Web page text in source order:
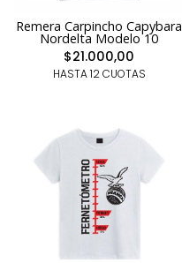
Remera Carpincho Capybara
Nordelta Modelo 10
$21.000,00
HASTA 12 CUOTAS